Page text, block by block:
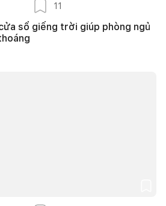
11
sổ giếng trời giúp phòng ngủ